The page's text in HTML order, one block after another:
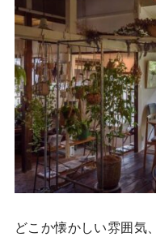
どこか懐かしい雰囲気